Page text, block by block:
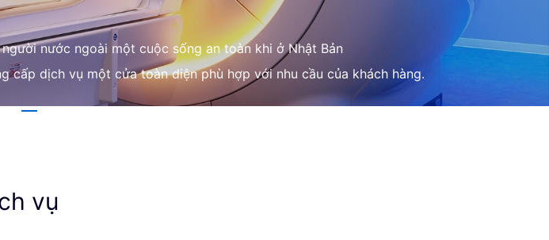
nước ngoài một cuộc sống an toàn khi ở Nhật Bản
dịch vụ một cửa toàn diện phù hợp với nhu cầu của khách hàng.
vụ